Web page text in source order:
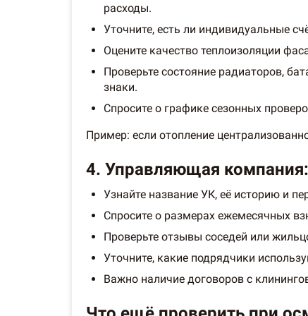
расходы.
Уточните, есть ли индивидуальные
Оцените качество теплоизоляции
Проверьте состояние радиаторов,
знаки.
Спросите о графике сезонных
Пример: если отопление
4. Управляющая
Узнайте название УК, её историю и
Спросите о размерах ежемесячных
Проверьте отзывы соседей или
Уточните, какие подрядчики
Важно наличие договоров с